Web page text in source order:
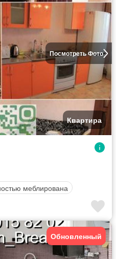
Посмотреть Фото
Квартира
меблирована
Обновленный